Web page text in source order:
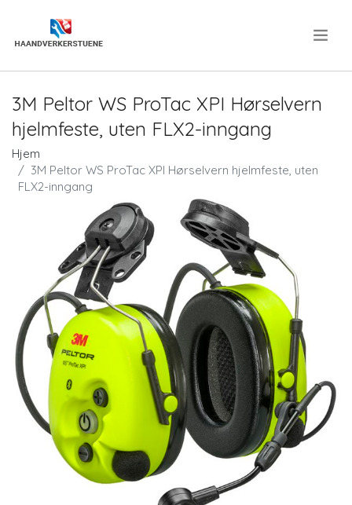
3M Peltor WS ProTac XPI Hørselvern
hjelmfeste, uten FLX2-inngang
Hjem
3M Peltor WS ProTac XPI Hørselvern hjelmfeste, uten
FLX2-inngang